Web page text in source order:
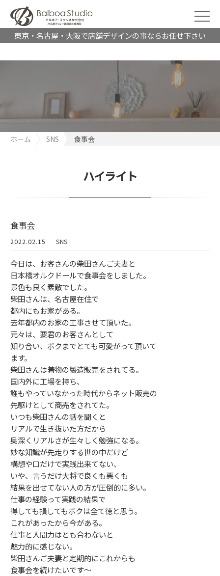
東京・名古屋・大阪で店舗デザインの事ならお任せ下さい
ホーム SNS 食事会
ハイライト
食事会
2022.02.15 SNS
今日は、お客さんの柴田さんご夫妻と
日本橋オルクドールで食事会をしました。
景色も良く素敵でした。
柴田さんは、名古屋在住で
都内にもお家がある。
去年都内のお家の工事させて頂いた。
元々は、要君のお客さんとして
知り合い、ボクまでとても可愛がって頂いて
ます。
柴田さんは着物の製造販売をされてる。
国内外に工場を持ち、
誰もやっていなかった時代からネット販売の
先駆けとして商売をされてた。
いつも柴田さんの話を聞くと
リアルで生き抜いた方だから
奥深くリアルさが生々しく勉強になる。
妙な知識が先走りする世の中だけど
構想や口だけで実践出来てない、
いや、言うだけ大将で良くも悪くも
結果を出せてない人の方が圧倒的に多い。
仕事の経験って実践の結果で
得しても損してもボクは全て徳と思う。
これがあったから今がある。
仕事と人間力はとも合わないと
魅力的に感じない。
柴田さんご夫妻と定期的にこれからも
食事会を続けたいです〜